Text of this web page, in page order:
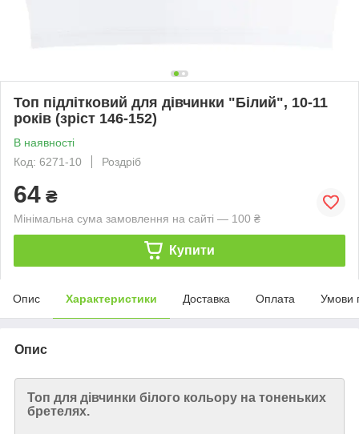
Топ підлітковий для дівчинки "Білий", 10-11
років (зріст 146-152)
В наявності
Код: 6271-10
Роздріб
64 ₴
Мінімальна сума замовлення на сайті — 100 ₴
Купити
Опис Характеристики Доставка Оплата Умови
Опис
Топ для дівчинки білого кольору на тоненьких
бретелях.